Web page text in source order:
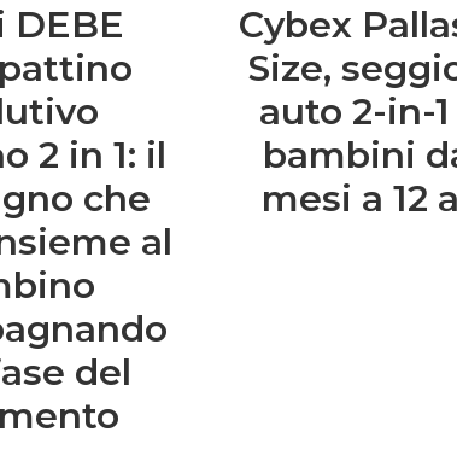
DEBE
2 in 1: il
che
al
del
Cybex
Size,
auto 2-in-
bambini
mesi a 12